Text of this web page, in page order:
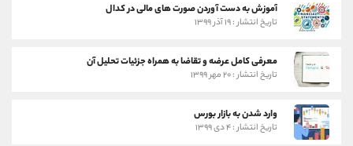
آموزش به دست آوردن صورت های مالی در کدال
تاریخ انتشار : ۱۹ آذر ۱۳۹۹
معرفی کامل عرضه و تقاضا به همراه جزئیات تحلیل آن
تاریخ انتشار : ۲۰ مهر ۱۳۹۹
وارد شدن به بازار بورس
تاریخ انتشار : ۴ دی ۱۳۹۹